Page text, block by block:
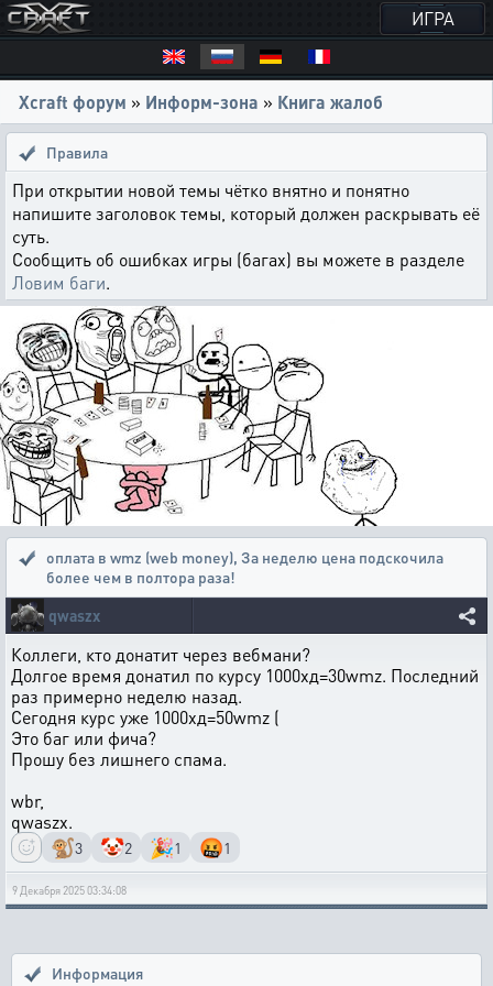
ИГРА
Xcraft форум » Информ-зона » Книга жалоб
Правила
При открытии новой темы чётко внятно и понятно
напишите заголовок темы, который должен раскрывать её
суть.
Сообщить об ошибках игры (багах) вы можете в разделе
Ловим баги.
оплата в wmz (web money), За неделю цена подскочила
более чем в полтора раза!
qwaszx
Коллеги, кто донатит через вебмани?
Долгое время донатил по курсу 1000хд=30wmz. Последний
раз примерно неделю назад.
Сегодня курс уже 1000хд=50wmz (
Это баг или фича?
Прошу без лишнего спама.
wbr,
qwaszx.
🐒3 🤡2 🎉1 🤬1
9 Декабря 2025 03:34:08
Информация